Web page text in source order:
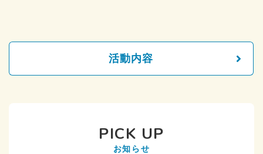
活動内容
PICK UP
お知らせ